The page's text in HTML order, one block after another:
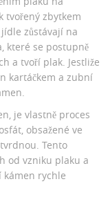
tvořený zbytkem
zůstávají na
které se postupně
a tvoří plak. Jestliže
kartáčkem a zubní
je vlastně proces
obsažené ve
Tento
od vzniku plaku a
kámen rychle